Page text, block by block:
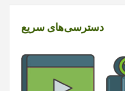
دسترسی‌های سریع